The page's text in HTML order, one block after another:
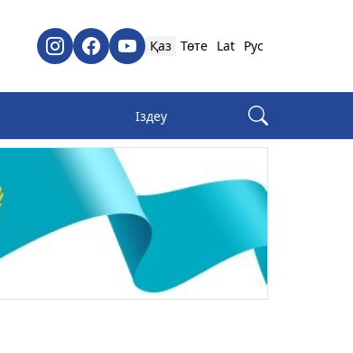
Қаз Төте Lat Рус